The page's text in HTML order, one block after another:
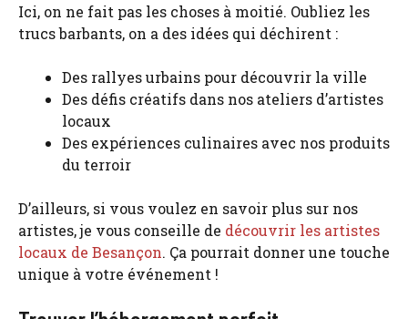
Ici, on ne fait pas les choses à moitié. Oubliez les
trucs barbants, on a des idées qui déchirent :
Des rallyes urbains pour découvrir la ville
Des défis créatifs dans nos ateliers d’artistes
locaux
Des expériences culinaires avec nos produits
du terroir
D’ailleurs, si vous voulez en savoir plus sur nos
artistes, je vous conseille de découvrir les artistes
locaux de Besançon. Ça pourrait donner une touche
unique à votre événement !